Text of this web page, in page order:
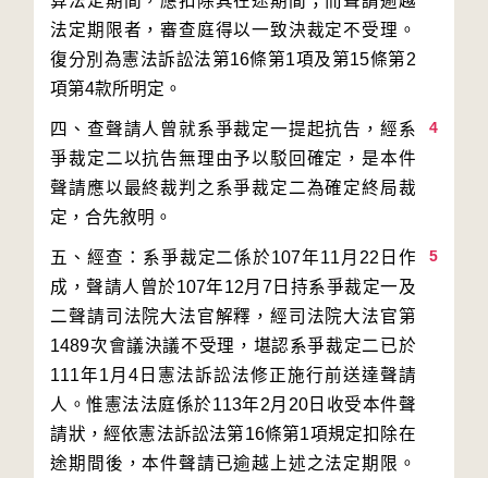
法定期限者，審查庭得以一致決裁定不受理。
復分別為憲法訴訟法第16條第1項及第15條第2
4
四、查聲請人曾就系爭裁定一提起抗告，經系
爭裁定二以抗告無理由予以駁回確定，是本件
聲請應以最終裁判之系爭裁定二為確定終局裁
5
五、經查：系爭裁定二係於107年11月22日作
成，聲請人曾於107年12月7日持系爭裁定一及
二聲請司法院大法官解釋，經司法院大法官第
1489次會議決議不受理，堪認系爭裁定二已於
111年1月4日憲法訴訟法修正施行前送達聲請
人。惟憲法法庭係於113年2月20日收受本件聲
請狀，經依憲法訴訟法第16條第1項規定扣除在
途期間後，本件聲請已逾越上述之法定期限。